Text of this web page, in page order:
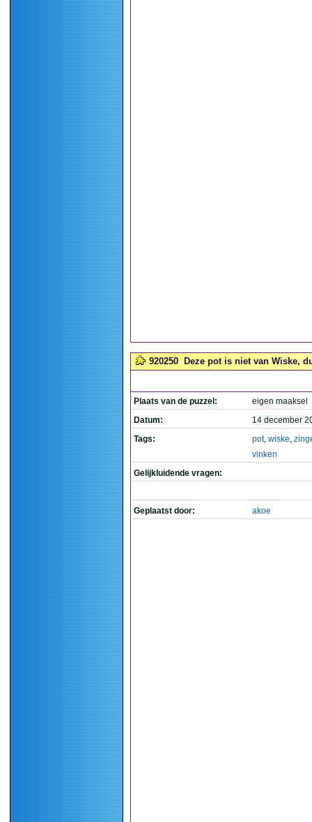
920250 Deze pot is niet van Wiske,
Plaats van de puzzel:
eigen maaksel
Datum:
14 december
Tags:
pot, wiske,
vinken
Gelijkluidende vragen:
Geplaatst door: akoe